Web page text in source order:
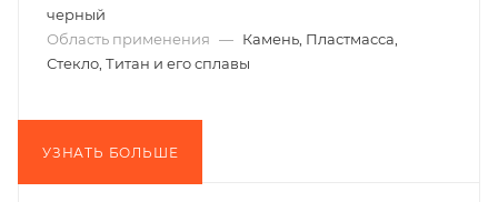
черный
Область применения — Камень, Пластмасса,
Стекло, Титан и его сплавы
УЗНАТЬ БОЛЬШЕ